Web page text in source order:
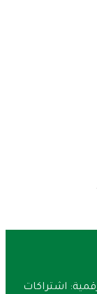
اشتراكات